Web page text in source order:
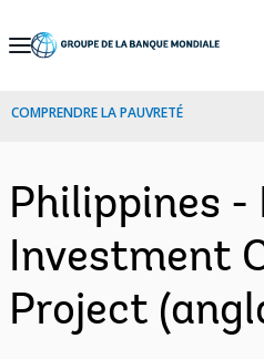
Skip
Navigation
COMPRENDRE LA PAUVRETÉ
Philippines
Investment
Project